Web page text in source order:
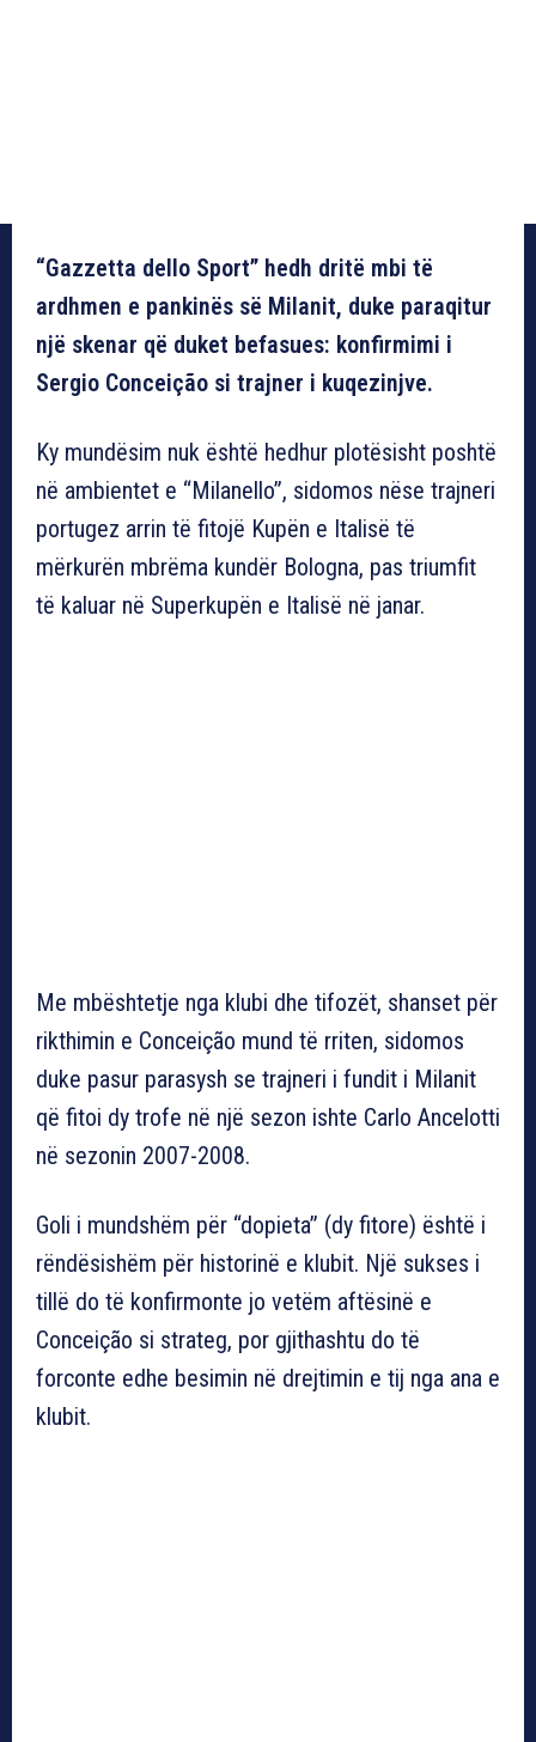
“Gazzetta dello Sport” hedh dritë mbi të
ardhmen e pankinës së Milanit, duke paraqitur
një skenar që duket befasues: konfirmimi i
Sergio Conceição si trajner i kuqezinjve.
Ky mundësim nuk është hedhur plotësisht poshtë
në ambientet e “Milanello”, sidomos nëse trajneri
portugez arrin të fitojë Kupën e Italisë të
mërkurën mbrëma kundër Bologna, pas triumfit
të kaluar në Superkupën e Italisë në janar.
Me mbështetje nga klubi dhe tifozët, shanset për
rikthimin e Conceição mund të rriten, sidomos
duke pasur parasysh se trajneri i fundit i Milanit
që fitoi dy trofe në një sezon ishte Carlo Ancelotti
në sezonin 2007-2008.
Goli i mundshëm për “dopieta” (dy fitore) është i
rëndësishëm për historinë e klubit. Një sukses i
tillë do të konfirmonte jo vetëm aftësinë e
Conceição si strateg, por gjithashtu do të
forconte edhe besimin në drejtimin e tij nga ana e
klubit.